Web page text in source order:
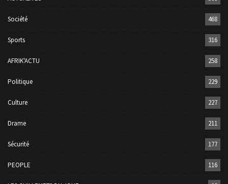
Société 468
Sports 316
AFRIK'ACTU 258
Politique 229
Culture 227
Drame 211
Sécurité 177
PEOPLE 116